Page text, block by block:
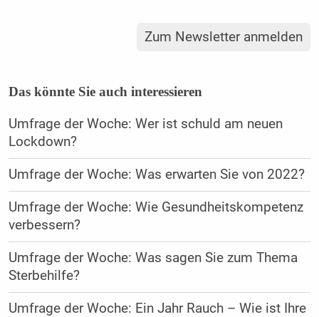
Zum Newsletter anmelden
Das könnte Sie auch interessieren
Umfrage der Woche: Wer ist schuld am neuen
Lockdown?
Umfrage der Woche: Was erwarten Sie von 2022?
Umfrage der Woche: Wie Gesundheitskompetenz
verbessern?
Umfrage der Woche: Was sagen Sie zum Thema
Sterbehilfe?
Umfrage der Woche: Ein Jahr Rauch – Wie ist Ihre